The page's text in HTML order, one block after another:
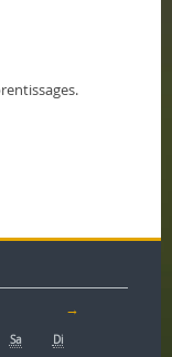
→
Sa Di